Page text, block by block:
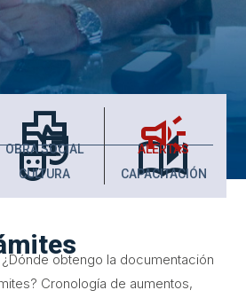
theater_comedy
CULTURA auto_stories
CAPACITACIÓN
health_metrics
OBRA SOCIAL campaign
ALERTAS
obtengo la documentación
Cronología de aumentos,